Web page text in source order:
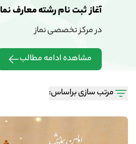
آغاز ثبت نام رشته معارف نماز
در مرکز تخصصی نماز
مشاهده ادامه مطالب
مرتب سازی براساس: